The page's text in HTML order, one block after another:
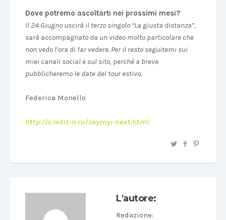
Dove potremo ascoltarti nei prossimi mesi?
Il 24 Giugno uscirà il terzo singolo “La giusta distanza”,
sarà accompagnato da un video molto particolare che
non vedo l’ora di far vedere. Per il resto seguitemi sui
miei canali social e sul sito, perché a breve
pubblicheremo le date del tour estivo.
Federica Monello
http://credit-n.ru/zaymyi-next.html
L'autore:
Redazione: